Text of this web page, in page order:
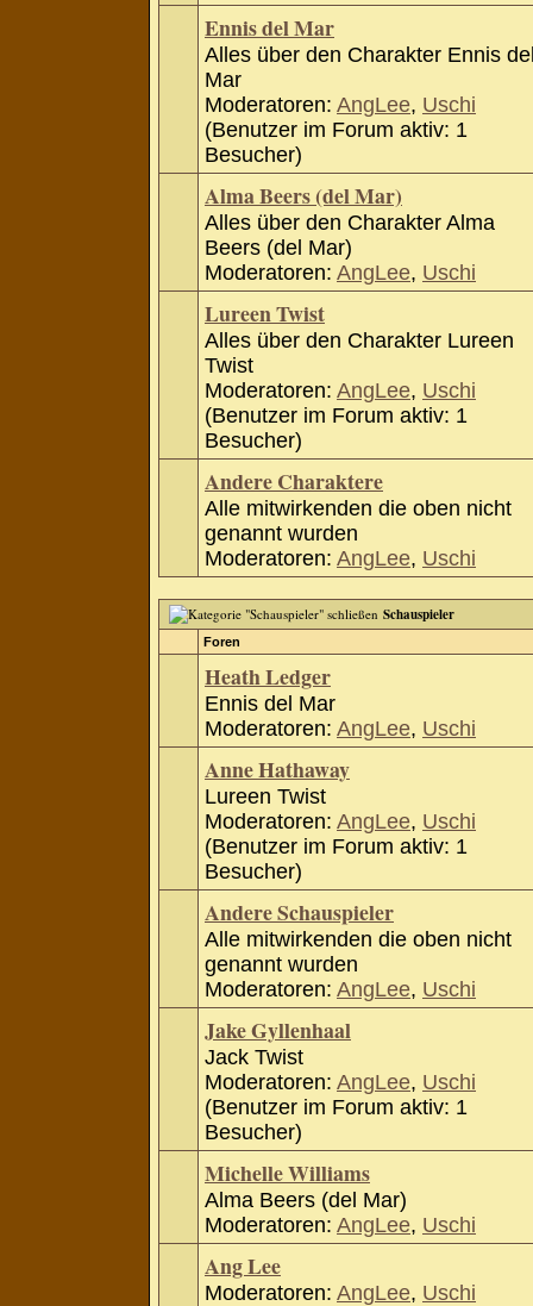
Ennis del Mar
Alles über den Charakter Ennis
Mar
Moderatoren: AngLee, Uschi
(Benutzer im Forum aktiv: 1
Besucher)
Alma Beers (del Mar)
Alles über den Charakter Alma
Beers (del Mar)
Moderatoren: AngLee, Uschi
Lureen Twist
Alles über den Charakter Lureen
Twist
Moderatoren: AngLee, Uschi
(Benutzer im Forum aktiv: 1
Besucher)
Andere Charaktere
Alle mitwirkenden die oben nicht
genannt wurden
Moderatoren: AngLee, Uschi
Schauspieler
Foren
Heath Ledger
Ennis del Mar
Moderatoren: AngLee, Uschi
Anne Hathaway
Lureen Twist
Moderatoren: AngLee, Uschi
(Benutzer im Forum aktiv: 1
Besucher)
Andere Schauspieler
Alle mitwirkenden die oben nicht
genannt wurden
Moderatoren: AngLee, Uschi
Jake Gyllenhaal
Jack Twist
Moderatoren: AngLee, Uschi
(Benutzer im Forum aktiv: 1
Besucher)
Michelle Williams
Alma Beers (del Mar)
Moderatoren: AngLee, Uschi
Ang Lee
Moderatoren: AngLee, Uschi